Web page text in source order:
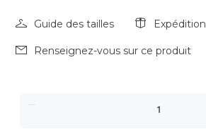
Guide des tailles Expédition
Renseignez-vous sur ce produit